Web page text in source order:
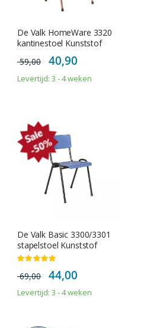
De Valk HomeWare 3320
kantinestoel Kunststof
59,00
Special
Price
40,90
Levertijd: 3 - 4 weken
De Valk Basic 3300/3301
stapelstoel Kunststof
Waardering:
69,00
Special
Price
44,00
Levertijd: 3 - 4 weken